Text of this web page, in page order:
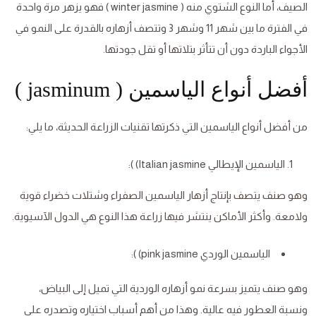
الصيف، أما النوع الشتوي منه ( winter jasmine ) فهو يزهر مرة واحدة
في الفترة ما بين شهر 11 وشهر 3 وتتصف أزهاره بالقدرة على النمو في
الأجواء الباردة دون أن تتأثر بتلاتها أو تقل جودتها.
أفضل أنواع الياسمين ( jasminum )
من أفضل أنواع الياسمين التي ذكرتها تقنيات الزراعة الحديثة، ما يلي:
الياسمين الإيطالي Italian jasmine) ):
وهو صنف يتصف بإنتاج أزهار الياسمين الصفراء وشتلات خضراء قوية
ولامعة. وأكثر الأماكن ينتشر فيها زراعة هذا النوع هي الدول الآسيوية.
الياسمين الوردي pink jasmine) ):
وهو صنف يتميز بسرعة نمو أزهاره الوردية التي تميل إلى البياض،
ونسبة العطور فيه عالية. وهذا من أهم أسباب اختياره وتصدره على